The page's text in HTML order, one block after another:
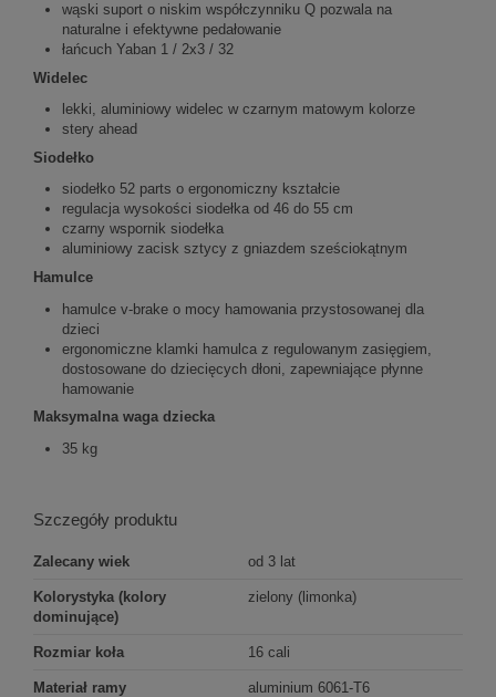
wąski suport o niskim współczynniku Q pozwala na
naturalne i efektywne pedałowanie
łańcuch Yaban 1 / 2x3 / 32
Widelec
lekki, aluminiowy widelec w czarnym matowym kolorze
stery ahead
Siodełko
siodełko 52 parts o ergonomiczny kształcie
regulacja wysokości siodełka od 46 do 55 cm
czarny wspornik siodełka
aluminiowy zacisk sztycy z gniazdem sześciokątnym
Hamulce
hamulce v-brake o mocy hamowania przystosowanej dla
dzieci
ergonomiczne klamki hamulca z regulowanym zasięgiem,
dostosowane do dziecięcych dłoni, zapewniające płynne
hamowanie
Maksymalna waga dziecka
35 kg
Szczegóły produktu
Zalecany wiek od 3 lat
Kolorystyka (kolory
dominujące)
zielony (limonka)
Rozmiar koła 16 cali
Materiał ramy aluminium 6061-T6